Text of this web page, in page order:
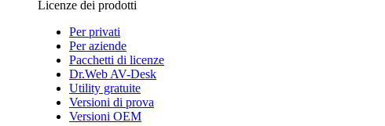
Licenze dei prodotti
Per privati
Per aziende
Pacchetti di licenze
Dr.Web AV-Desk
Utility gratuite
Versioni di prova
Versioni OEM